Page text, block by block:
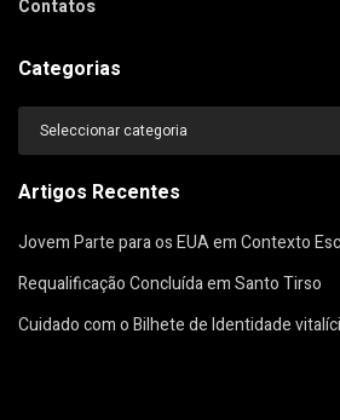
Contatos
Categorias
Categorias
Artigos Recentes
Jovem Parte para os EUA em Contexto
Requalificação Concluída em Santo Tirso
Cuidado com o Bilhete de Identidade